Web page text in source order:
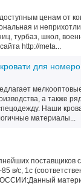
ценам от
и
турбаз, школ,
http://meta...
для
а также
Наши
материалы...
поставщиков
в/с, 1с